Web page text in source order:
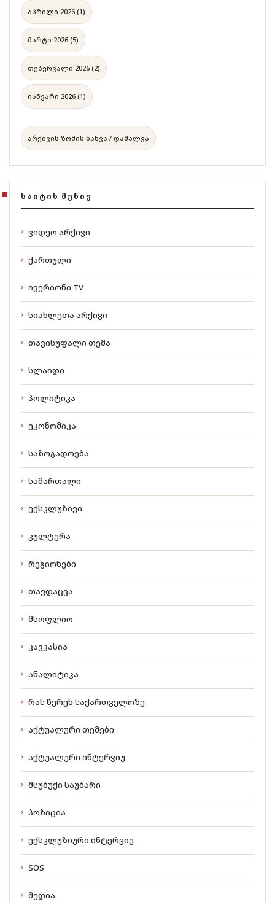
აპრილი 2026 (1)
მარტი 2026 (5)
თებერვალი 2026 (2)
იანვარი 2026 (1)
არქივის ზომის ნახვა / დამალვა
ᲡᲐᲘᲢᲘᲡ ᲛᲔᲜᲘᲣ
ვიდეო არქივი
ქართული
ივერიონი TV
სიახლეთა არქივი
თავისუფალი თემა
სლაიდი
პოლიტიკა
ეკონომიკა
საზოგადოება
სამართალი
ექსკლუზივი
კულტურა
რეგიონები
თავდაცვა
მსოფლიო
კავკასია
ანალიტიკა
რას წერენ საქართველოზე
აქტუალური თემები
აქტუალური ინტერვიუ
მსუბუქი საუბარი
პოზიცია
ექსკლუზიური ინტერვიუ
SOS
მედია